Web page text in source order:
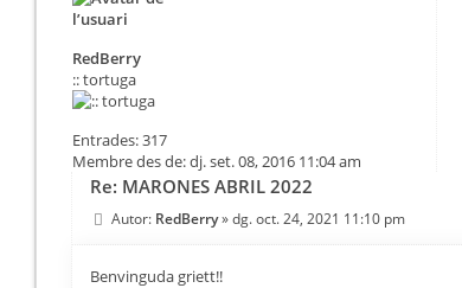
RedBerry
:: tortuga
Entrades:317
Membre des de:dj. set. 08, 2016 11:04 am
Re: MARONES ABRIL 2022
Autor: RedBerry»dg. oct. 24, 2021 11:10 pm
Benvinguda griett!!